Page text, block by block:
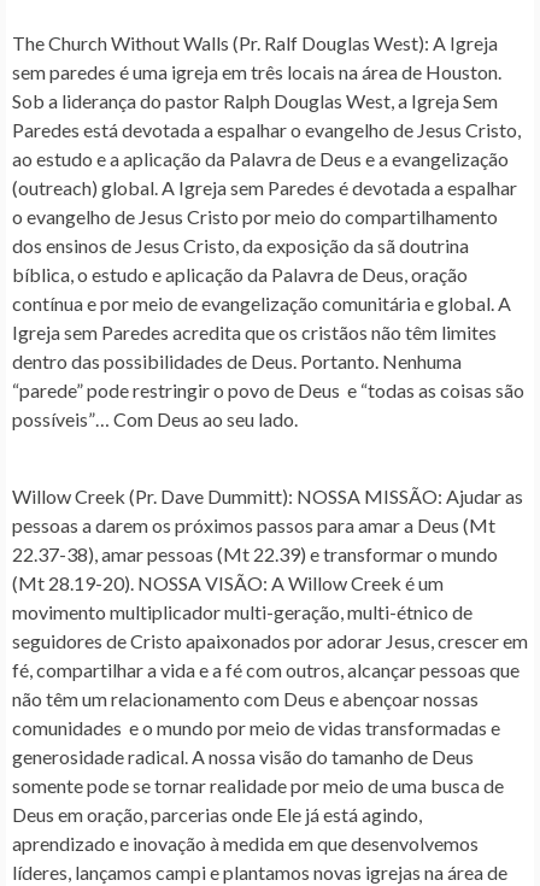
The Church Without Walls (Pr. Ralf Douglas West): A Igreja
sem paredes é uma igreja em três locais na área de Houston.
Sob a liderança do pastor Ralph Douglas West, a Igreja Sem
Paredes está devotada a espalhar o evangelho de Jesus Cristo,
ao estudo e a aplicação da Palavra de Deus e a evangelização
(outreach) global. A Igreja sem Paredes é devotada a espalhar
o evangelho de Jesus Cristo por meio do compartilhamento
dos ensinos de Jesus Cristo, da exposição da sã doutrina
bíblica, o estudo e aplicação da Palavra de Deus, oração
contínua e por meio de evangelização comunitária e global. A
Igreja sem Paredes acredita que os cristãos não têm limites
dentro das possibilidades de Deus. Portanto. Nenhuma
“parede” pode restringir o povo de Deus e “todas as coisas são
possíveis”… Com Deus ao seu lado.
Willow Creek (Pr. Dave Dummitt): NOSSA MISSÃO: Ajudar as
pessoas a darem os próximos passos para amar a Deus (Mt
22.37-38), amar pessoas (Mt 22.39) e transformar o mundo
(Mt 28.19-20). NOSSA VISÃO: A Willow Creek é um
movimento multiplicador multi-geração, multi-étnico de
seguidores de Cristo apaixonados por adorar Jesus, crescer em
fé, compartilhar a vida e a fé com outros, alcançar pessoas que
não têm um relacionamento com Deus e abençoar nossas
comunidades e o mundo por meio de vidas transformadas e
generosidade radical. A nossa visão do tamanho de Deus
somente pode se tornar realidade por meio de uma busca de
Deus em oração, parcerias onde Ele já está agindo,
aprendizado e inovação à medida em que desenvolvemos
líderes, lançamos campi e plantamos novas igrejas na área de